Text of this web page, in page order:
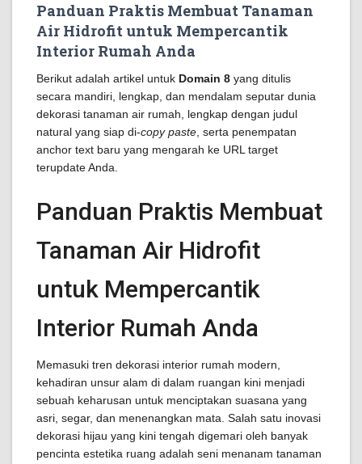
Panduan Praktis Membuat Tanaman
Air Hidrofit untuk Mempercantik
Interior Rumah Anda
Berikut adalah artikel untuk Domain 8 yang ditulis
secara mandiri, lengkap, dan mendalam seputar dunia
dekorasi tanaman air rumah, lengkap dengan judul
natural yang siap di-copy paste , serta penempatan
anchor text baru yang mengarah ke URL target
terupdate Anda.
Panduan Praktis Membuat
Tanaman Air Hidrofit
untuk Mempercantik
Interior Rumah Anda
Memasuki tren dekorasi interior rumah modern,
kehadiran unsur alam di dalam ruangan kini menjadi
sebuah keharusan untuk menciptakan suasana yang
asri, segar, dan menenangkan mata. Salah satu inovasi
dekorasi hijau yang kini tengah digemari oleh banyak
pencinta estetika ruang adalah seni menanam tanaman